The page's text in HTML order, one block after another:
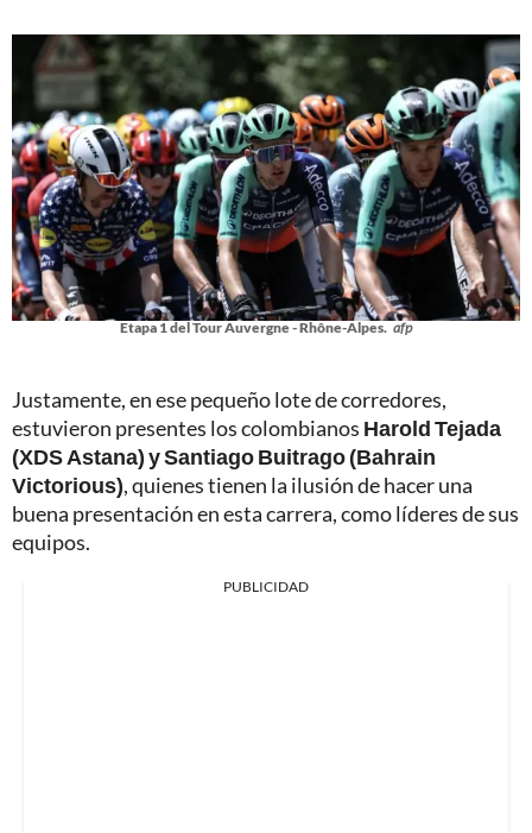
Etapa 1 del Tour Auvergne - Rhône-Alpes. afp
Justamente, en ese pequeño lote de corredores,
estuvieron presentes los colombianos Harold Tejada
(XDS Astana) y Santiago Buitrago (Bahrain
Victorious), quienes tienen la ilusión de hacer una
buena presentación en esta carrera, como líderes de sus
equipos.
PUBLICIDAD